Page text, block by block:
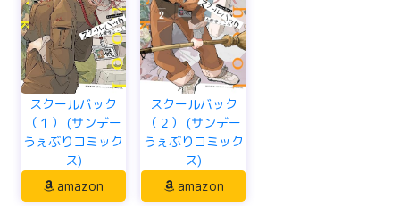
スクールバック
（１） (サンデー
うぇぶりコミック
ス)
amazon
スクールバック
（２） (サンデー
うぇぶりコミック
ス)
amazon